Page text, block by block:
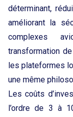
déterminant,
améliorant la
complexes
transformation
les plateformes
une même
Les coûts
l’ordre de 3 à